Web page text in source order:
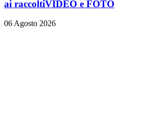
ai raccoltiVIDEO e FOTO
06 Agosto 2026